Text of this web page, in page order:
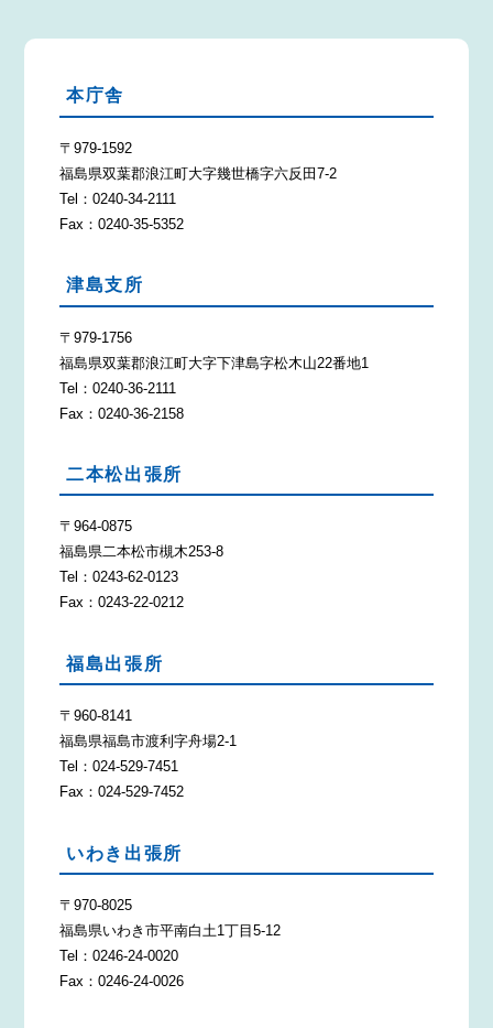
本庁舎
〒979-1592
福島県双葉郡浪江町大字幾世橋字六反田7-2
Tel：0240-34-2111
Fax：0240-35-5352
津島支所
〒979-1756
福島県双葉郡浪江町大字下津島字松木山22番地1
Tel：0240-36-2111
Fax：0240-36-2158
二本松出張所
〒964-0875
福島県二本松市槻木253-8
Tel：0243-62-0123
Fax：0243-22-0212
福島出張所
〒960-8141
福島県福島市渡利字舟場2-1
Tel：024-529-7451
Fax：024-529-7452
いわき出張所
〒970-8025
福島県いわき市平南白土1丁目5-12
Tel：0246-24-0020
Fax：0246-24-0026